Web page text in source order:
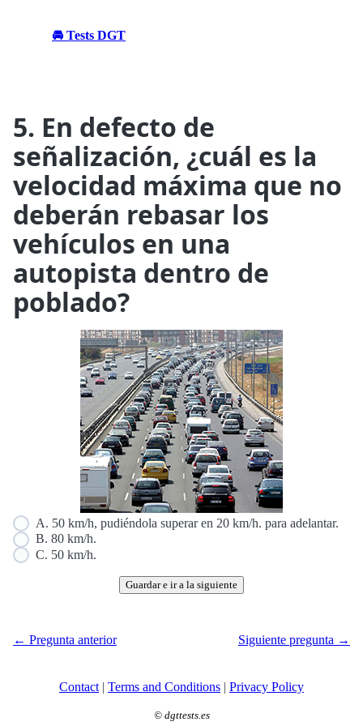
🚘 Tests DGT
5. En defecto de
señalización, ¿cuál es la
velocidad máxima que no
deberán rebasar los
vehículos en una
autopista dentro de
poblado?
A. 50 km/h, pudiéndola superar en 20 km/h. para adelantar.
B. 80 km/h.
C. 50 km/h.
Guardar e ir a la siguiente
← Pregunta anterior Siguiente pregunta →
Contact | Terms and Conditions | Privacy Policy
© dgttests.es